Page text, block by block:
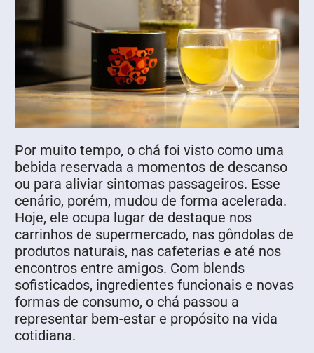
Por muito tempo, o chá foi visto como uma
bebida reservada a momentos de descanso
ou para aliviar sintomas passageiros. Esse
cenário, porém, mudou de forma acelerada.
Hoje, ele ocupa lugar de destaque nos
carrinhos de supermercado, nas gôndolas de
produtos naturais, nas cafeterias e até nos
encontros entre amigos. Com blends
sofisticados, ingredientes funcionais e novas
formas de consumo, o chá passou a
representar bem-estar e propósito na vida
cotidiana.